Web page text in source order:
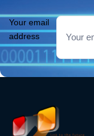
Your email
address